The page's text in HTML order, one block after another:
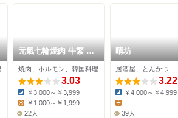
元氣七輪焼肉 牛繁 荏
原中延店
焼肉、ホルモン、韓国料理
3.03
Dinner:
￥3,000～￥3,999
Lunch:
￥1,000～￥1,999
22人
晴坊
居酒屋、とんかつ
3.22
Dinner:
￥4,000～￥4,999
Lunch:
-
39人